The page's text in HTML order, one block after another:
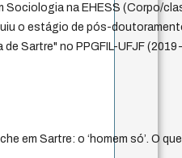
na EHESS (Corpo/
o estágio de pós-
Sartre" no PPGFIL-UFJF
em Sartre: o ‘homem só’. O